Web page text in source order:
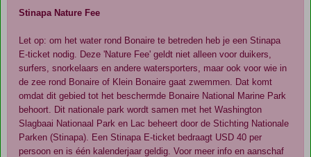
Stinapa Nature Fee
Let op: om het water rond Bonaire te betreden heb je een Stinapa
E-ticket nodig. Deze 'Nature Fee' geldt niet alleen voor duikers,
surfers, snorkelaars en andere watersporters, maar ook voor wie in
de zee rond Bonaire of Klein Bonaire gaat zwemmen. Dat komt
omdat dit gebied tot het beschermde Bonaire National Marine Park
behoort. Dit nationale park wordt samen met het Washington
Slagbaai Nationaal Park en Lac beheert door de Stichting Nationale
Parken (Stinapa). Een Stinapa E-ticket bedraagt USD 40 per
persoon en is één kalenderjaar geldig. Voor meer info en aanschaf